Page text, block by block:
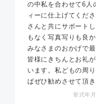
の中私を合わせて6人
ィーに仕上げてくだ
さんと共にサポート
もなく写真写りも良か
みなさまのおかげで
皆様にきちんとお礼
います。私どもの周
ばぜひ勧めさせて頂
挙式年